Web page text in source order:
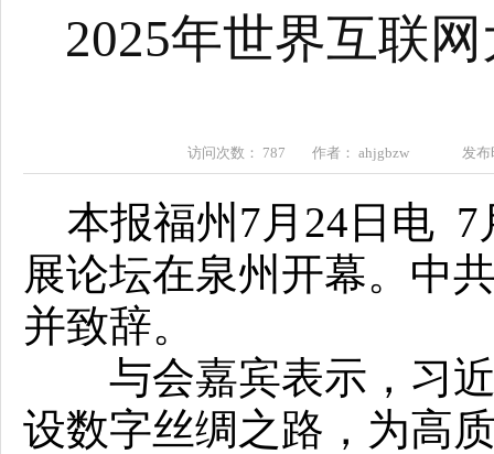
2025年世界互联
访问次数： 787 作者： ahjgbzw 发布时
本报福州7月24日电 7
展论坛在泉州开幕。中
并致辞。
与会嘉宾表示，习近
设数字丝绸之路，为高